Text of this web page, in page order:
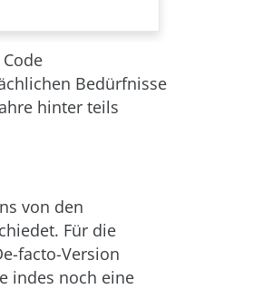
Bedürfnisse
hinter teils
von den
Für die
facto-Version
indes noch eine